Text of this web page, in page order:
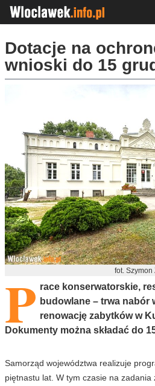
Dotacje na
wnioski do 15
fot. Szymon
P race konserwatorskie,
budowlane – trwa nabór
renowację zabytków w
Dokumenty można składać do
Samorząd województwa realizuje
piętnastu lat. W tym czasie na